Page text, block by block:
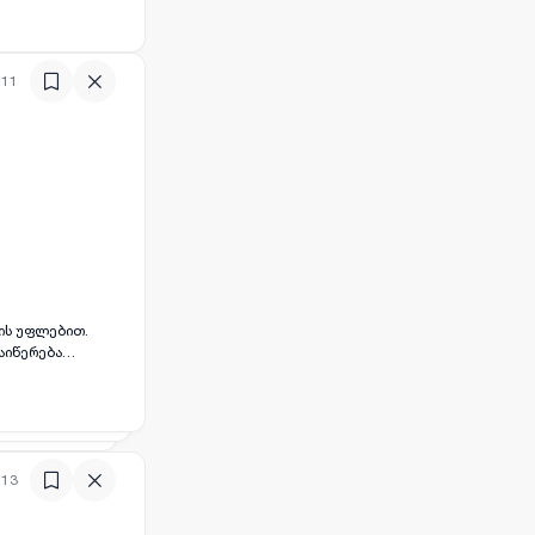
უფლებით.
იუსტიციის
ჩვენ